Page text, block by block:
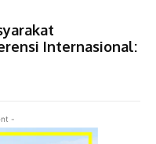
Internasional:
-